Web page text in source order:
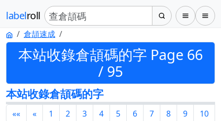
labelroll
倉頡速成
本站收錄倉頡碼的字 Page 66
/ 95
本站收錄倉頡碼的字
«« « 1 2 3 4 5 6 7 8 9
10